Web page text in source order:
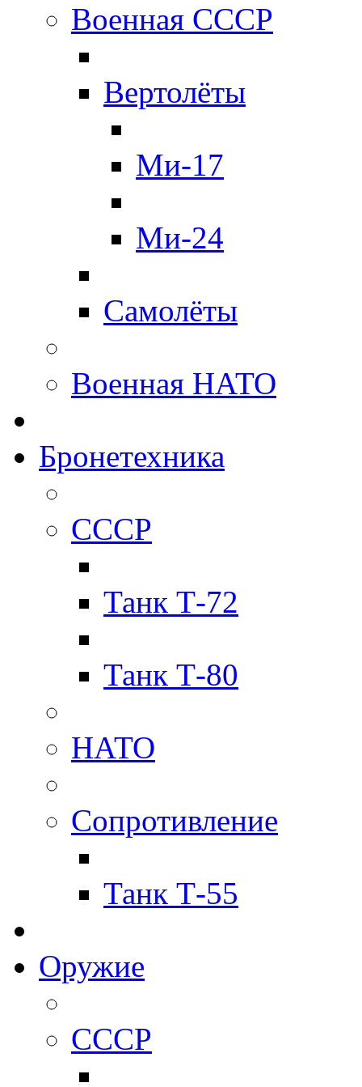
Военная СССР
Вертолёты
Ми-17
Ми-24
Самолёты
Военная НАТО
Бронетехника
СССР
Танк Т-72
Танк Т-80
НАТО
Сопротивление
Танк Т-55
Оружие
СССР